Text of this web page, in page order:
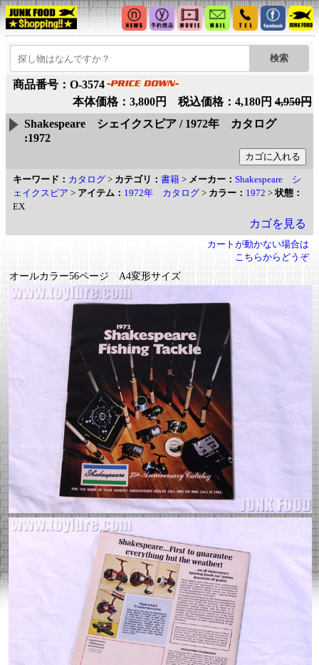
商品番号：O-3574
本体価格：3,800円 税込価格：4,180円 4,950円
Shakespeare シェイクスピア / 1972年 カタログ
:1972
キーワード： カタログ > カテゴリ： 書籍 > メーカー： Shakespeare シ
ェイクスピア > アイテム： 1972年 カタログ > カラー： 1972 >状態：
EX
カゴを見る
カートが動かない場合は
こちらからどうぞ
オールカラー56ページ A4変形サイズ